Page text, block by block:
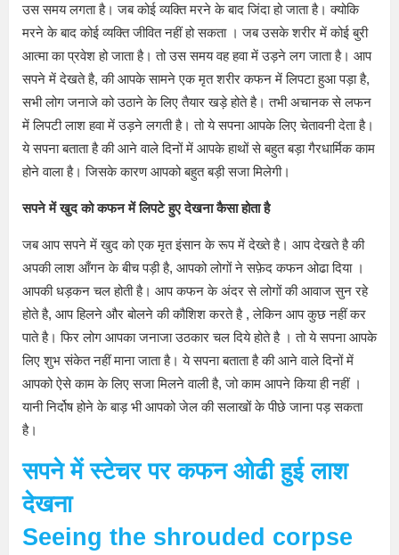
उस समय लगता है। जब कोई व्यक्ति मरने के बाद जिंदा हो जाता है। क्योकि
मरने के बाद कोई व्यक्ति जीवित नहीं हो सकता । जब उसके शरीर में कोई बुरी
आत्मा का प्रवेश हो जाता है। तो उस समय वह हवा में उड़ने लग जाता है। आप
सपने में देखते है, की आपके सामने एक मृत शरीर कफन में लिपटा हुआ पड़ा है,
सभी लोग जनाजे को उठाने के लिए तैयार खड़े होते है। तभी अचानक से लफन
में लिपटी लाश हवा में उड़ने लगती है। तो ये सपना आपके लिए चेतावनी देता है।
ये सपना बताता है की आने वाले दिनों में आपके हाथों से बहुत बड़ा गैरधार्मिक काम
होने वाला है। जिसके कारण आपको बहुत बड़ी सजा मिलेगी।
सपने में खुद को कफन में लिपटे हुए देखना कैसा होता है
जब आप सपने में खुद को एक मृत इंसान के रूप में देख्ते है। आप देखते है की
अपकी लाश आँगन के बीच पड़ी है, आपको लोगों ने सफ़ेद कफन ओढा दिया ।
आपकी धड़कन चल होती है। आप कफन के अंदर से लोगों की आवाज सुन रहे
होते है, आप हिलने और बोलने की कौशिश करते है , लेकिन आप कुछ नहीं कर
पाते है। फिर लोग आपका जनाजा उठकार चल दिये होते है । तो ये सपना आपके
लिए शुभ संकेत नहीं माना जाता है। ये सपना बताता है की आने वाले दिनों में
आपको ऐसे काम के लिए सजा मिलने वाली है, जो काम आपने किया ही नहीं ।
यानी निर्दोष होने के बाड़ भी आपको जेल की सलाखों के पीछे जाना पड़ सकता
है।
सपनेमें स्टेचर पर कफन ओढी हुई लाश
देखना
Seeing the shrouded corpse